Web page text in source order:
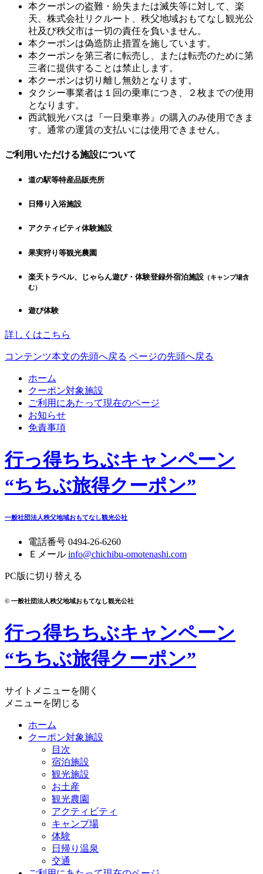
本クーポンの盗難・紛失または滅失等に対して、楽
天、株式会社リクルート、秩父地域おもてなし観光公
社及び秩父市は一切の責任を負いません。
本クーポンは偽造防止措置を施しています。
本クーポンを第三者に転売し、または転売のために第
三者に提供することは禁止します。
本クーポンは切り離し無効となります。
タクシー事業者は１回の乗車につき、２枚までの使用
となります。
西武観光バスは『一日乗車券』の購入のみ使用できま
す。通常の運賃の支払いには使用できません。
ご利用いただける施設について
道の駅等特産品販売所
日帰り入浴施設
アクティビティ体験施設
果実狩り等観光農園
楽天トラベル、じゃらん遊び・体験登録外宿泊施設 （キャンプ場含
む）
遊び体験
詳しくはこちら
コンテンツ本文の先頭へ戻る ページの先頭へ戻る
ホーム
クーポン対象施設
ご利用にあたって現在のページ
お知らせ
免責事項
行っ得ちちぶキャンペーン
“ちちぶ旅得クーポン”
一般社団法人秩父地域おもてなし観光公社
電話番号 0494-26-6260
Ｅメール info@chichibu-omotenashi.com
PC版に切り替える
© 一般社団法人秩父地域おもてなし観光公社
行っ得ちちぶキャンペーン
“ちちぶ旅得クーポン”
サイトメニューを開く
メニューを閉じる
ホーム
クーポン対象施設
目次
宿泊施設
観光施設
お土産
観光農園
アクティビティ
キャンプ場
体験
日帰り温泉
交通